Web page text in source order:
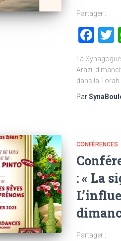
Partager :
La
Arazi,
dans la Torah
Par
CONFÉRENCES
: « La
Partager :